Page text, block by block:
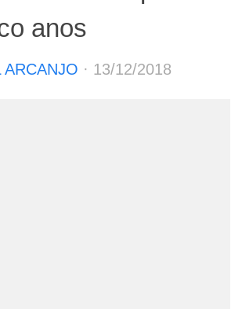
anos
ARCANJO · 13/12/2018